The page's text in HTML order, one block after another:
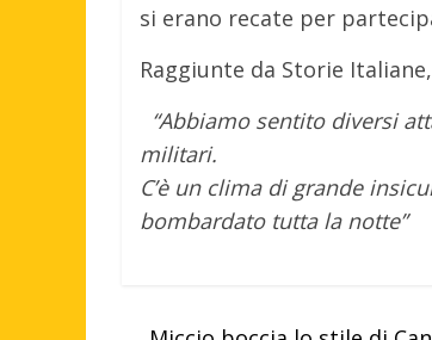
si erano recate per
Raggiunte da Storie
“Abbiamo sentito diversi
militari.
C’è un clima di grande
bombardato tutta la notte”